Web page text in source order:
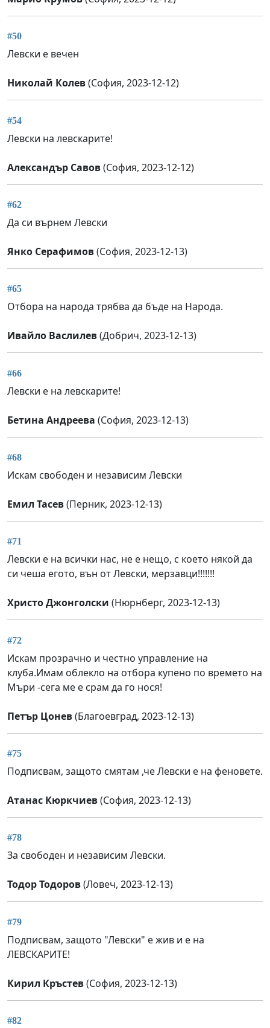
#50
Левски е вечен
Николай Колев(София, 2023-12-12)
#54
Левски на левскарите!
Александър Савов(София, 2023-12-12)
#62
Да си върнем Левски
Янко Серафимов(София, 2023-12-13)
#65
Отбора на народа трябва да бъде на Народа.
Ивайло Васлилев(Добрич, 2023-12-13)
#66
Левски е на левскарите!
Бетина Андреева (София, 2023-12-13)
#68
Искам свободен и независим Левски
Емил Тасев(Перник, 2023-12-13)
#71
Левски е на всички нас, не е нещо, с което някой да
си чеша егото, вън от Левски, мерзавци!!!!!!!
Христо Джонголски (Нюрнберг, 2023-12-13)
#72
Искам прозрачно и честно управление на
клуба.Имам облекло на отбора купено по времето на
Мъри -сега ме е срам да го нося!
Петър Цонев(Благоевград, 2023-12-13)
#75
Подписвам, защото смятам ,че Левски е на феновете.
Атанас Кюркчиев(София, 2023-12-13)
#78
За свободен и независим Левски.
Тодор Тодоров(Ловеч, 2023-12-13)
#79
Подписвам, защото "Левски" е жив и е на
ЛЕВСКАРИТЕ!
Кирил Кръстев(София, 2023-12-13)
#82